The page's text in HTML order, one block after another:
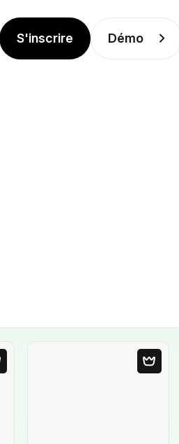
S'inscrire Démo